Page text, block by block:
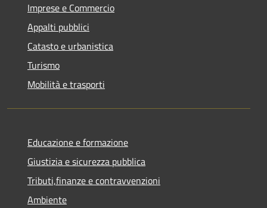
Imprese e Commercio
Appalti pubblici
Catasto e urbanistica
Turismo
Mobilità e trasporti
Educazione e formazione
Giustizia e sicurezza pubblica
Tributi,finanze e contravvenzioni
Ambiente